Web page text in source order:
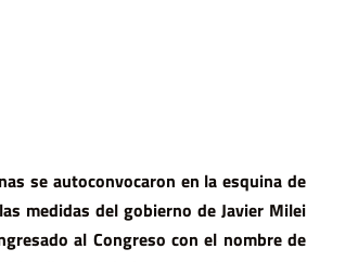
se autoconvocaron en la esquina de
medidas del gobierno de Javier Milei
al Congreso con el nombre de